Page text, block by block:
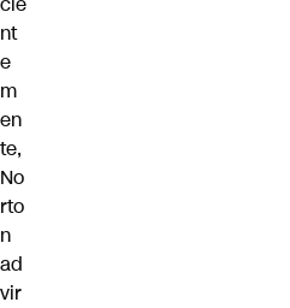
nt
e
m
en
te,
No
rto
n
ad
vir